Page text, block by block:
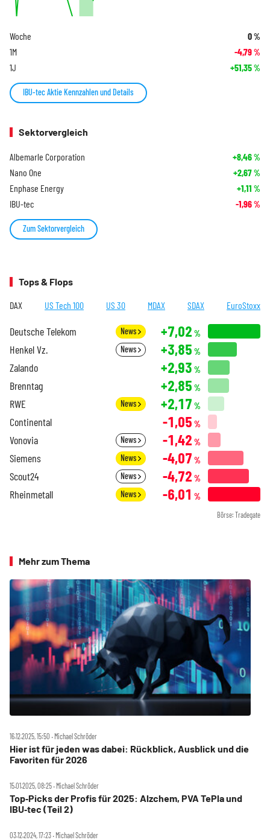
Woche 0%
1M -4,79%
1J +51,35%
IBU-tec Aktie Kennzahlen und Details
Sektorvergleich
Albemarle Corporation +8,46%
Nano One +2,67%
Enphase Energy +1,11 %
IBU-tec -1,96%
Zum Sektorvergleich
Tops & Flops
DAX US Tech 100 US 30 MDAX SDAX EuroStoxx
Deutsche Telekom News +7,02 %
Henkel Vz. News +3,85 %
Zalando +2,93 %
Brenntag +2,85 %
RWE News +2,17 %
Continental -1,05 %
Vonovia News -1,42 %
Siemens News -4,07 %
Scout24 News -4,72 %
Rheinmetall News -6,01 %
Börse: Tradegate
Mehr zum Thema
16.12.2025, 15:50 ‧ Michael Schröder
Hier ist für jeden was dabei: Rückblick, Ausblick und die
Favoriten für 2026
15.01.2025, 08:25 ‧ Michael Schröder
Top‑Picks der Profis für 2025: Alzchem, PVA TePla und
IBU‑tec (Teil 2)
03.12.2024, 17:23 ‧ Michael Schröder